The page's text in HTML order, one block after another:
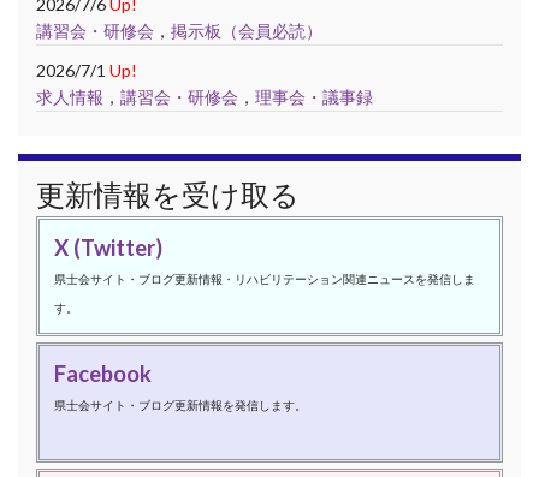
講習会・研修会 ， 掲示板（会員必読）
2026/7/1 Up!
求人情報 ， 講習会・研修会 ， 理事会・議事録
更新情報を受け取る
X (Twitter)
県士会サイト・ブログ更新情報・リハビリテーション関連ニュースを発信しま
す。
Facebook
県士会サイト・ブログ更新情報を発信します。